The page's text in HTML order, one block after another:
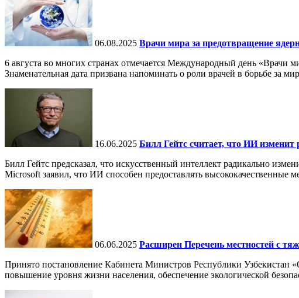
06.08.2025 Врачи мира за предотвращение
6 августа во многих странах отмечается Международный день «Врачи
Знаменательная дата призвана напоминать о роли врачей в борьбе за
16.06.2025 Билл Гейтс считает, что ИИ изменит
Билл Гейтс предсказал, что искусственный интеллект радикально
Microsoft заявил, что ИИ способен предоставлять высококачественные
06.06.2025 Расширен Перечень местностей с
Принято постановление Кабинета Министров Республики Узбекистан
повышение уровня жизни населения, обеспечение экологической